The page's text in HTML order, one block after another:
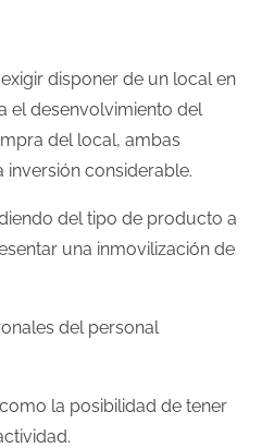
disponer de un local en
el desenvolvimiento del
del local, ambas
inversión considerable.
del tipo de producto a
una inmovilización de
del personal
la posibilidad de tener